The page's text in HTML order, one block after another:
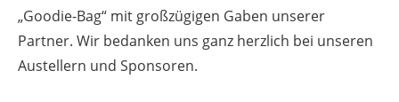
„Goodie-Bag“ mit großzügigen Gaben unserer
Partner. Wir bedanken uns ganz herzlich bei unseren
Austellern und Sponsoren.